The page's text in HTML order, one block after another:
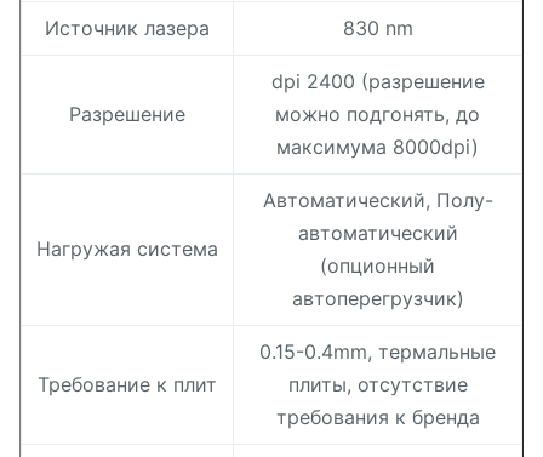
Источник лазера 830 nm
Разрешение
dpi 2400 (разрешение
можно подгонять, до
максимума 8000dpi)
Нагружая система
Автоматический, Полу-
автоматический
(опционный
автоперегрузчик)
Требование к плит
0.15-0.4mm, термальные
плиты, отсутствие
требования к бренда